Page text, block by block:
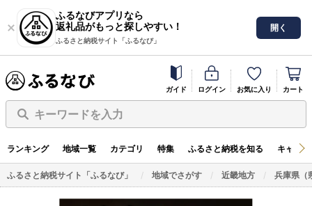
ふるなびアプリなら
返礼品がもっと探しやすい！
ふるさと納税サイト「ふるなび」
開く
ガイド ログイン お気に入り カート
キーワードを入力
ランキング 地域一覧 カテゴリ 特集 ふるさと納税を知る キャン
ふるさと納税サイト「ふるなび」 地域でさがす 近畿地方 兵庫県（